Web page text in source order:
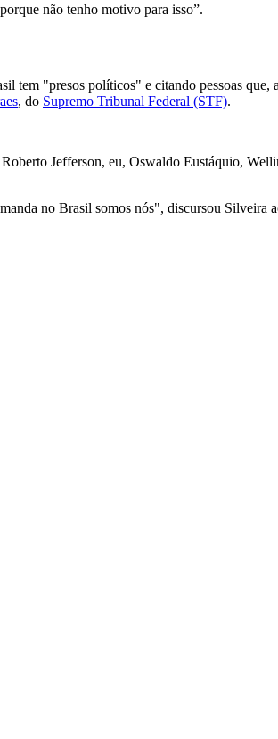
não tenho motivo para isso”.
tem "presos políticos" e citando pessoas que,
, do Supremo Tribunal Federal (STF).
Jefferson, eu, Oswaldo Eustáquio,
no Brasil somos nós", discursou Silveira